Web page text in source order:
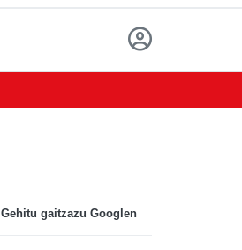
Gehitu gaitzazu Googlen